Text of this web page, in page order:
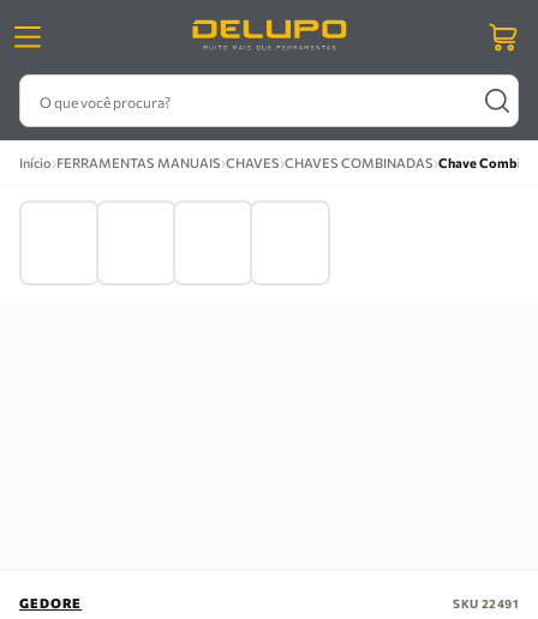
O que você procura?
Início›FERRAMENTAS MANUAIS›CHAVES›CHAVES COMBINADAS›Chave
GEDORE SKU 22491